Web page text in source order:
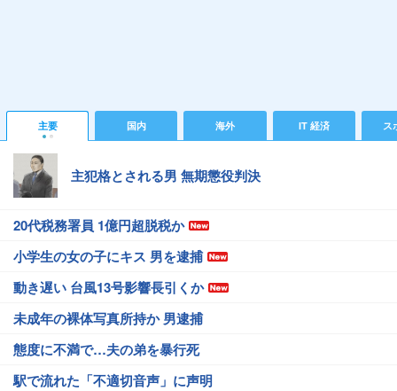
主要 国内 海外 IT 経済 ス
主犯格とされる男 無期懲役判決
20代税務署員 1億円超脱税か
小学生の女の子にキス 男を逮捕
動き遅い 台風13号影響長引くか
未成年の裸体写真所持か 男逮捕
態度に不満で…夫の弟を暴行死
駅で流れた「不適切音声」に声明